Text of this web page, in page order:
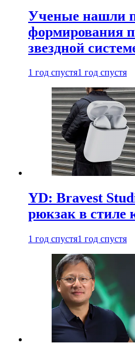
Ученые нашли
формирования
звездной
1 год спустя1 год спустя
YD: Bravest
рюкзак в стиле
1 год спустя1 год спустя